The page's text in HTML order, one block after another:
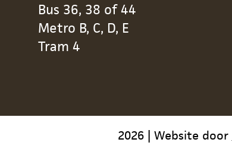
Bus 36, 38 of 44
Metro B, C, D, E
Tram 4
2026 | Website door